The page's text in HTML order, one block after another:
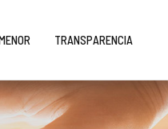
TRANSPARENCIA